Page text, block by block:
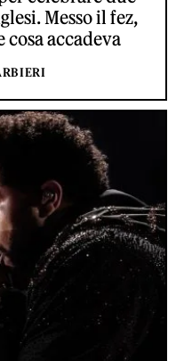
Messo il fez,
cosa accadeva